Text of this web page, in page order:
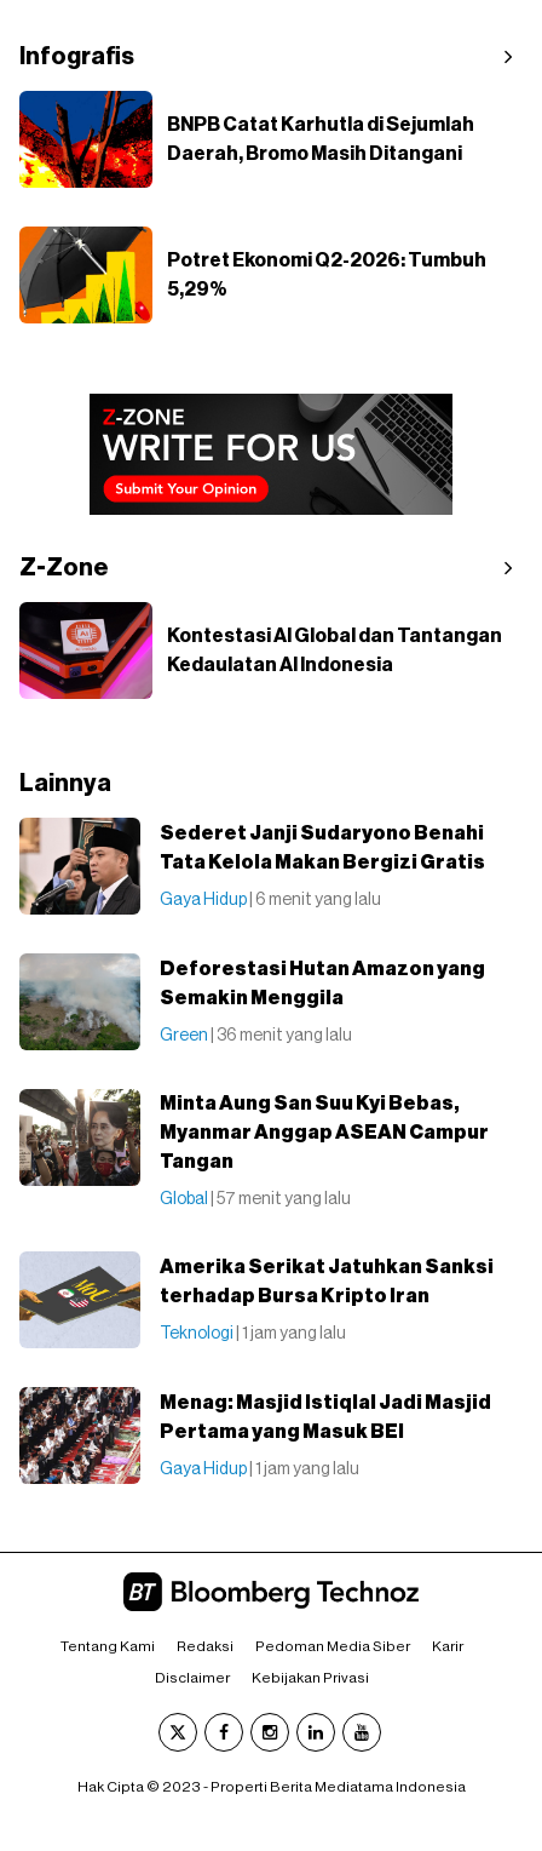
Infografis
BNPB Catat Karhutla di Sejumlah
Daerah, Bromo Masih Ditangani
Potret Ekonomi Q2-2026: Tumbuh
5,29%
Z-Zone
Kontestasi AI Global dan Tantangan
Kedaulatan AI Indonesia
Lainnya
Sederet Janji Sudaryono Benahi
Tata Kelola Makan Bergizi Gratis
Gaya Hidup | 6 menit yang lalu
Deforestasi Hutan Amazon yang
Semakin Menggila
Green | 36 menit yang lalu
Minta Aung San Suu Kyi Bebas,
Myanmar Anggap ASEAN Campur
Tangan
Global | 57 menit yang lalu
Amerika Serikat Jatuhkan Sanksi
terhadap Bursa Kripto Iran
Teknologi | 1 jam yang lalu
Menag: Masjid Istiqlal Jadi Masjid
Pertama yang Masuk BEI
Gaya Hidup | 1 jam yang lalu
Tentang Kami Redaksi Pedoman Media Siber Karir
Disclaimer Kebijakan Privasi
Hak Cipta © 2023 - Properti Berita Mediatama Indonesia